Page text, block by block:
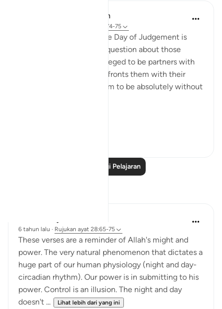
In the Shade of the Quran
ayat 28:74-75
Here, a quick image of the Day of Judgement is
presented in a rhetorical question about those
beings the unbelievers alleged to be partners with
God. The surah, thus, confronts them with their
false claims, showing them to be absolutely without
Baca Lagi Pelajaran
6 tahun lalu · Rujukan ayat 28:65-75
These verses are a reminder of Allah's might and
power. The very natural phenomenon that dictates a
huge part of our human physiology (night and day-
circadian rhythm). Our power is in submitting to his
power. Control is an illusion. The night and day
doesn't ...
Lihat lebih dari yang ini